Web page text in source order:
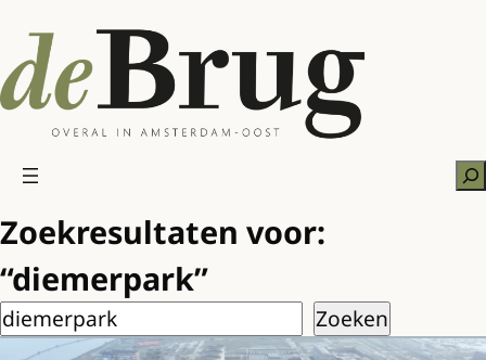
naar
de
inhoud
Zoekresultaten voor:
“diemerpark”
Zoeken Zoeken